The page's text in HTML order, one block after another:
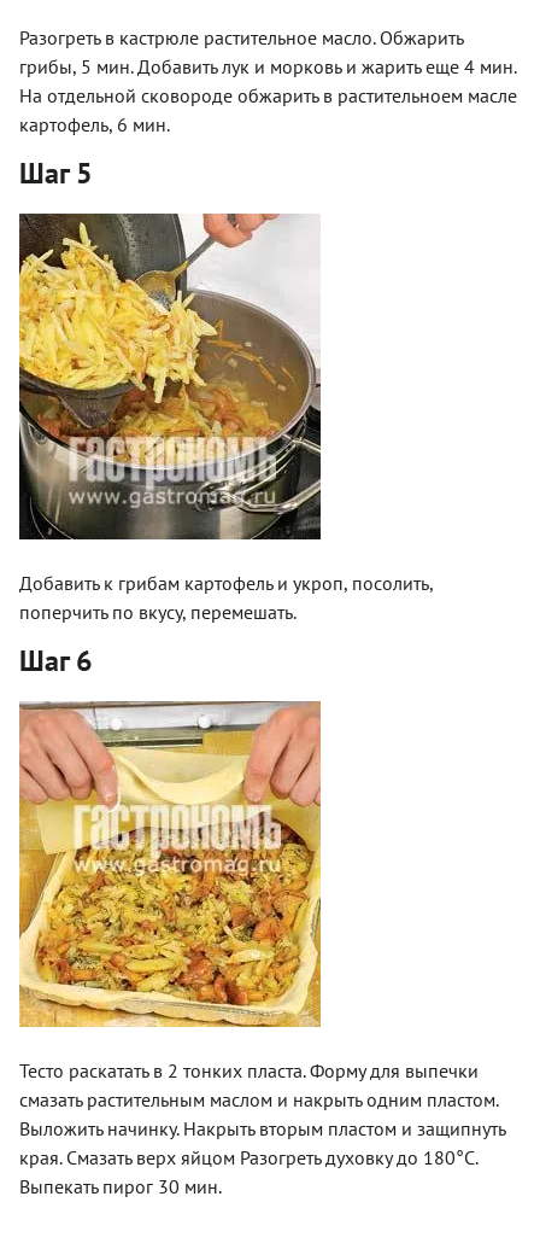
Разогреть в кастрюле растительное масло. Обжарить
грибы, 5 мин. Добавить лук и морковь и жарить еще 4 мин.
На отдельной сковороде обжарить в растительноем масле
картофель, 6 мин.
Шаг 5
Добавить к грибам картофель и укроп, посолить,
поперчить по вкусу, перемешать.
Шаг 6
Тесто раскатать в 2 тонких пласта. Форму для выпечки
смазать растительным маслом и накрыть одним пластом.
Выложить начинку. Накрыть вторым пластом и защипнуть
края. Смазать верх яйцом Разогреть духовку до 180°С.
Выпекать пирог 30 мин.